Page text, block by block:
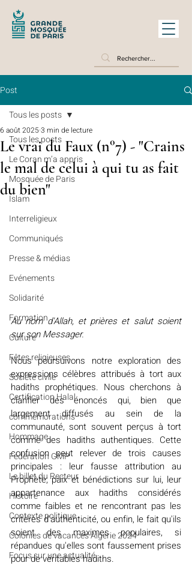
Post
Tous les posts
Le Coran m’a appris
Mosquée de Paris
Islam
Interreligieux
Communiqués
Presse & médias
Evénements
Solidarité
Formation
Culture
Fêtes religieuses
Société civile
Certification Halal
commémorations
Hommage
Fédération GMP
Le billet du Recteur
Histoire
Contexte politique
Colonies de vacances Algérie 2024
​​Focus sur une actualité
Tous les posts
Le vrai du Faux (n°7) - "Crains
le mal de celui à qui tu as fait
du bien"
6 août 20253 min de lecture
Au nom d'Allah, et prières et salut soient
sur son Messager.
Nous poursuivons notre exploration des
expressions célèbres attribués à tort aux
hadiths prophétiques. Nous cherchons à
clarifier des énoncés qui, bien que
largement diffusés au sein de la
communauté, sont souvent perçus à tort
comme des hadiths authentiques. Cette
confusion peut relever de trois causes
principales : leur fausse attribution au
Prophète, paix et bénédictions sur lui, leur
appartenance aux hadiths considérés
comme faibles et ne rencontrant pas les
critères d'authenticité, ou enfin, le fait qu'ils
soient des maximes populaires, si
répandues qu'elles sont faussement prises
pour de véritables hadiths.